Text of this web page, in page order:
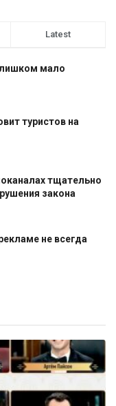
Latest
мало
туристов на
тщательно
закона
не всегда